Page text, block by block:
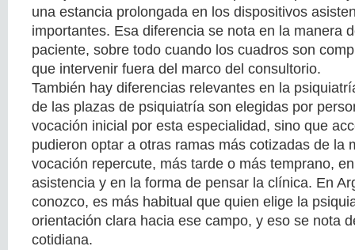
una estancia prolongada en los dispositivos
importantes. Esa diferencia se nota en la manera
paciente, sobre todo cuando los cuadros son
que intervenir fuera del marco del consultorio.
También hay diferencias relevantes en la
de las plazas de psiquiatría son elegidas por
vocación inicial por esta especialidad, sino que
pudieron optar a otras ramas más cotizadas de la
vocación repercute, más tarde o más temprano,
asistencia y en la forma de pensar la clínica. En
conozco, es más habitual que quien elige la
orientación clara hacia ese campo, y eso se nota
cotidiana.